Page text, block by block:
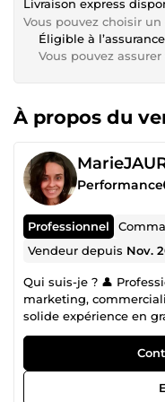
Livraison express
Vous pouvez choisir
Éligible à
Vous pouvez
À propos du
Performance
Professionnel
Vendeur depuis Nov.
Qui suis-je ? 👤
marketing,
solide expérience en
service achat,
compétence me
enjeux business, de la
interne. Curieuse,